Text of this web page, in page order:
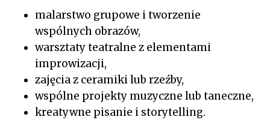
malarstwo grupowe i tworzenie
wspólnych obrazów,
warsztaty teatralne z elementami
improwizacji,
zajęcia z ceramiki lub rzeźby,
wspólne projekty muzyczne lub taneczne,
kreatywne pisanie i storytelling.